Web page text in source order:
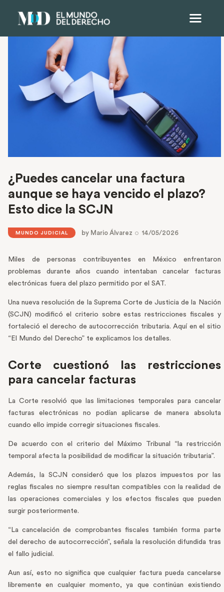
¿Puedes cancelar una factura
aunque se haya vencido el plazo?
Esto dice la SCJN
MUNDO JUDICIAL by Mario Álvarez 14/05/2026
Miles de personas contribuyentes en México enfrentaron
problemas durante años cuando intentaban cancelar facturas
electrónicas fuera del plazo permitido por el SAT.
Una nueva resolución de la Suprema Corte de Justicia de la Nación
(SCJN) modificó el criterio sobre estas restricciones fiscales y
fortaleció el derecho de autocorrección tributaria. Aquí en el sitio
“El Mundo del Derecho” te explicamos los detalles.
Corte cuestionó las restricciones
para cancelar facturas
La Corte resolvió que las limitaciones temporales para cancelar
facturas electrónicas no podían aplicarse de manera absoluta
cuando ello impide corregir situaciones fiscales.
De acuerdo con el criterio del Máximo Tribunal “la restricción
temporal afecta la posibilidad de modificar la situación tributaria”.
Además, la SCJN consideró que los plazos impuestos por las
reglas fiscales no siempre resultan compatibles con la realidad de
las operaciones comerciales y los efectos fiscales que pueden
surgir posteriormente.
“La cancelación de comprobantes fiscales también forma parte
del derecho de autocorrección”, señala la resolución difundida tras
el fallo judicial.
Aun así, esto no significa que cualquier factura pueda cancelarse
libremente en cualquier momento, ya que continúan existiendo